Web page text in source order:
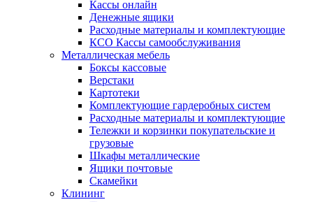
Кассы онлайн
Денежные ящики
Расходные материалы и комплектующие
КСО Кассы самообслуживания
Металлическая мебель
Боксы кассовые
Верстаки
Картотеки
Комплектующие гардеробных систем
Расходные материалы и комплектующие
Тележки и корзинки покупательские и
грузовые
Шкафы металлические
Ящики почтовые
Скамейки
Клининг